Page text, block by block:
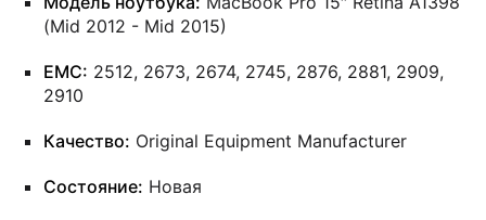
(Mid 2012 - Mid 2015)
EMC: 2512, 2673, 2674, 2745, 2876, 2881, 2909,
2910
Качество: Original Equipment Manufacturer
Состояние: Новая